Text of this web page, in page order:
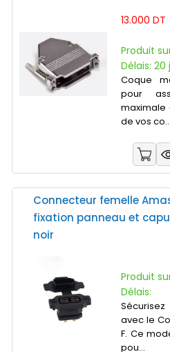
13.000 DT
Produit
Délais: 20
Coque
pour
maximale
de vos co...
Connecteur femelle
fixation panneau et
noir
Produit
Délais:
avec le
F. Ce
pou...